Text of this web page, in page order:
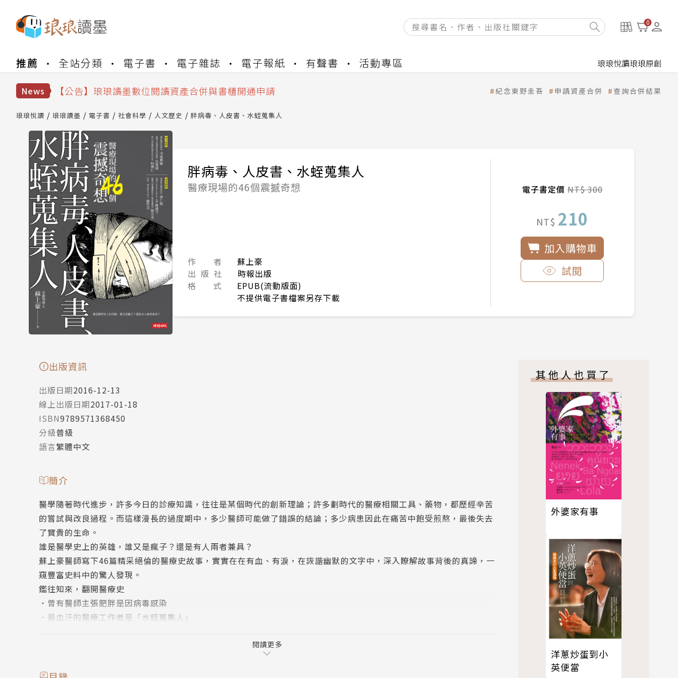
0
推薦 全站分類 電子書 電子雜誌 電子報紙 有聲書 活動專區 琅琅悅讀琅琅原創
News
【公告】因 Readmoo 讀墨系統維護中，本站同步暫停部分閱讀服務
【公告】琅琅讀墨書櫃開通常見問題
【公告】琅琅書店服務升級重要說明及資產合併結果查詢
【公告】因 Readmoo 讀墨系統維護中，本站同步暫停部分閱讀服務
紀念東野圭吾 申請資產合併 查詢合併結果
琅琅悅讀 琅琅讀墨 電子書 社會科學 人文歷史 胖病毒、人皮書、水蛭蒐集人
胖病毒、人皮書、水蛭蒐集人
醫療現場的46個震撼奇想
作 者
蘇上豪
出 版 社
時報出版
格 式
EPUB(流動版面)
不提供電子書檔案另存下載
電子書定價NT$ 300
NT$ 210
加入購物車
試閱
出版資訊
出版日期2016-12-13
線上出版日期2017-01-18
ISBN9789571368450
分級普級
語言繁體中文
簡介
醫學隨著時代進步，許多今日的診療知識，往往是某個時代的創新理論；許多劃時代的醫療相關工具、藥物，都歷經辛苦
的嘗試與改良過程。而這樣漫長的過度期中，多少醫師可能做了錯誤的結論；多少病患因此在痛苦中飽受煎熬，最後失去
了寶貴的生命。
誰是醫學史上的英雄，誰又是瘋子？還是有人兩者兼具？
蘇上豪醫師寫下46篇精采絕倫的醫療史故事，實實在在有血、有淚，在詼諧幽默的文字中，深入瞭解故事背後的真諦，一
窺豐富史料中的驚人發現。
鑑往知來，翻開醫療史
‧曾有醫師主張肥胖是因病毒感染
‧最血汗的醫療工作者是「水蛭蒐集人」
‧電療曾被認為可以治療腫瘤、耳聾、眼盲
閱讀更多
其他人也買了
外婆家有事
洋蔥炒蛋到小
英便當